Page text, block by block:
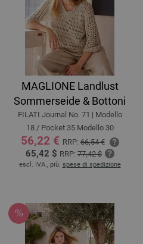
MAGLIONE Landlust
Sommerseide & Bottoni
FILATI Journal No. 71 | Modello
18 / Pocket 35 Modello 30
56,22 € RRP:66,54 €
65,42 $ RRP:77,42 $
escl. IVA., più. spese di spedizione